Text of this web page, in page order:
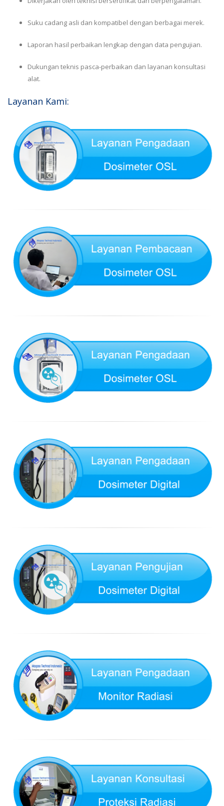
Suku cadang asli dan kompatibel dengan berbagai merek.
Laporan hasil perbaikan lengkap dengan data pengujian.
Dukungan teknis pasca-perbaikan dan layanan konsultasi
alat.
Layanan Kami: